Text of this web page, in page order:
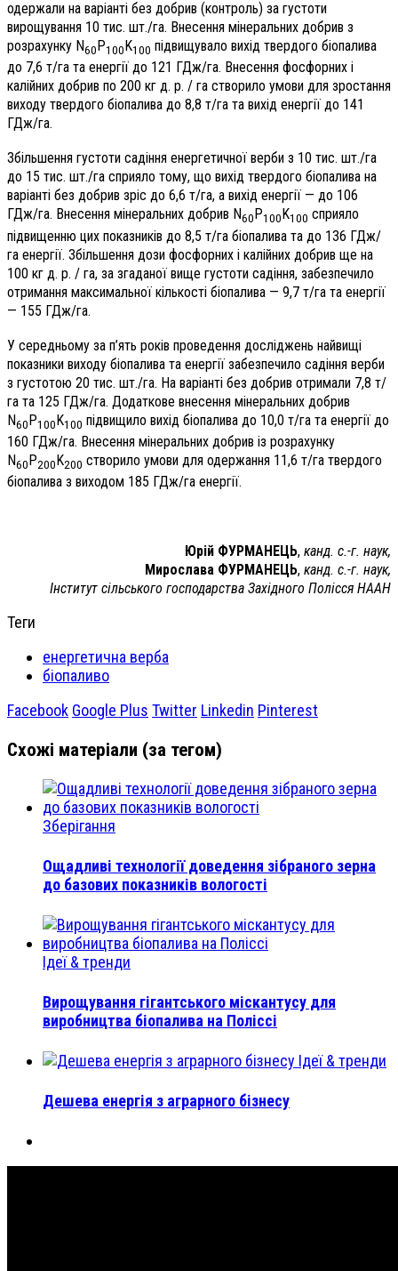
одержали на варіанті без добрив (контроль) за густоти
вирощування 10 тис. шт./га. Внесення мінеральних добрив з
розрахунку N60 P100 K100 підвищувало вихід твердого біопалива
до 7,6 т/га та енергії до 121 ГДж/га. Внесення фосфорних і
калійних добрив по 200 кг д. р. / га створило умови для зростання
виходу твердого біопалива до 8,8 т/га та вихід енергії до 141
ГДж/га.
Збільшення густоти садіння енергетичної верби з 10 тис. шт./га
до 15 тис. шт./га сприяло тому, що вихід твердого біопалива на
варіанті без добрив зріс до 6,6 т/га, а вихід енергії — до 106
ГДж/га. Внесення мінеральних добрив N60 P100 K100 сприяло
підвищенню цих показників до 8,5 т/га біопалива та до 136 ГДж/
га енергії. Збільшення дози фосфорних і калійних добрив ще на
100 кг д. р. / га, за згаданої вище густоти садіння, забезпечило
отримання максимальної кількості біопалива — 9,7 т/га та енергії
— 155 ГДж/га.
У середньому за п’ять років проведення досліджень найвищі
показники виходу біопалива та енергії забезпечило садіння верби
з густотою 20 тис. шт./га. На варіанті без добрив отримали 7,8 т/
га та 125 ГДж/га. Додаткове внесення мінеральних добрив
N60P100K100 підвищило вихід біопалива до 10,0 т/га та енергії до
160 ГДж/га. Внесення мінеральних добрив із розрахунку
N60P200K200 створило умови для одержання 11,6 т/га твердого
біопалива з виходом 185 ГДж/га енергії.
Юрій ФУРМАНЕЦЬ, канд. с.-г. наук,
Мирослава ФУРМАНЕЦЬ, канд. с.-г. наук,
Інститут сільського господарства Західного Полісся НААН
Теги
енергетична верба
біопаливо
Facebook Google Plus Twitter Linkedin Pinterest
Схожі матеріали (за тегом)
Зберігання
Ощадливі технології доведення зібраного зерна
до базових показників вологості
Ідеї & тренди
Вирощування гігантського міскантусу для
виробництва біопалива на Поліссі
Ідеї & тренди
Дешева енергія з аграрного бізнесу